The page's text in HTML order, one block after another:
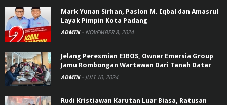
Mark Yunan Sirhan, Paslon M. Iqbal dan Amasrul
Layak Pimpin Kota Padang
ADMIN - NOVEMBER 8, 2024
Jelang Peresmian EIBOS, Owner Emersia Group
Jamu Rombongan Wartawan Dari Tanah Datar
ADMIN - JULI 10, 2024
Rudi Kristiawan Karutan Luar Biasa, Ratusan